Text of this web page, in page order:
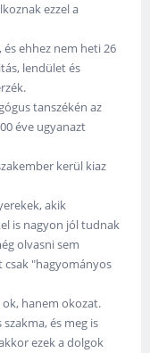
ezzel a
ehhez nem heti 26
lendület és
tanszékén az
éve ugyanazt
kerül kiaz
akik
is nagyon jól tudnak
olvasni sem
csak "hagyományos
ok, hanem okozat.
és meg is
ezek a dolgok